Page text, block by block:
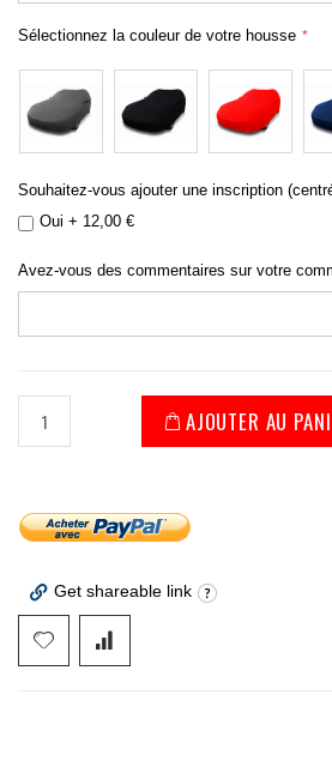
Sélectionnez la couleur de votre housse
Souhaitez-vous ajouter une inscription
Oui + 12,00 €
Avez-vous des commentaires sur votre
AJOUTER AU
Get shareable link